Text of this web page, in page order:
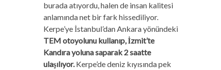
burada atıyordu, halen de insan kalitesi
anlamında net bir fark hissediliyor.
Kerpe’ye İstanbul’dan Ankara yönündeki
TEM otoyolunu kullanıp, İzmit’te
Kandıra yoluna saparak 2 saatte
ulaşılıyor.Kerpe’de deniz kıyısında pek